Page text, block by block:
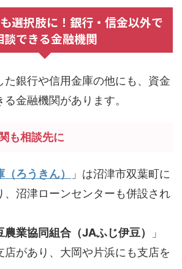
選択肢に！銀行・信金以外で
談できる金融機関
た銀行や信用金庫の他にも、資金
金融機関があります。
も相談先に
ろうきん）
」は沼津市双葉町に
、沼津ローンセンターも併設され
農業協同組合（JAふじ伊豆）
」
店があり、大岡や片浜にも支店を